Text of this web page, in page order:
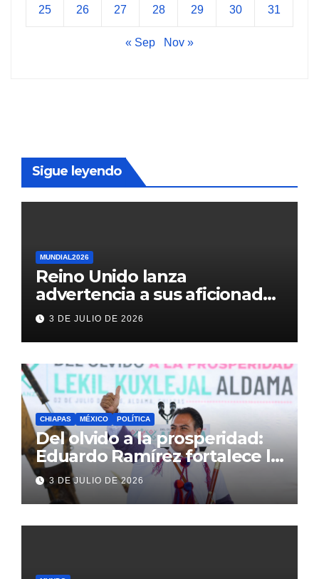
25 26 27 28 29 30 31
« Sep Nov »
Sigue leyendo
MUNDIAL2026
Reino Unido lanza
advertencia a sus aficionados
antes del México vs
Inglaterra en el Mundial 2026
3 DE JULIO DE 2026
CHIAPAS MÉXICO POLÍTICA
Del olvido a la prosperidad:
Eduardo Ramírez fortalece la
transformación de Aldama
con inversión histórica
3 DE JULIO DE 2026